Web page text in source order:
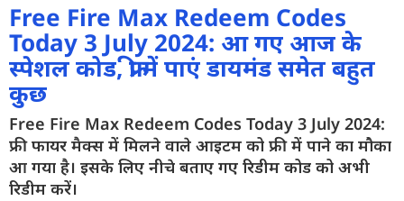
होम
न्यूज़
रिव्यू
मोबाइल फोन्स
Free Fire Max Redeem Codes
Today 3 July 2024: आ गए आज के
स्पेशल कोड, फ्री में पाएं डायमंड समेत बहुत
कुछ
Free Fire Max Redeem Codes Today 3 July 2024:
फ्री फायर मैक्स में मिलने वाले आइटम को फ्री में पाने का मौका
आ गया है। इसके लिए नीचे बताए गए रिडीम कोड को अभी
रिडीम करें।